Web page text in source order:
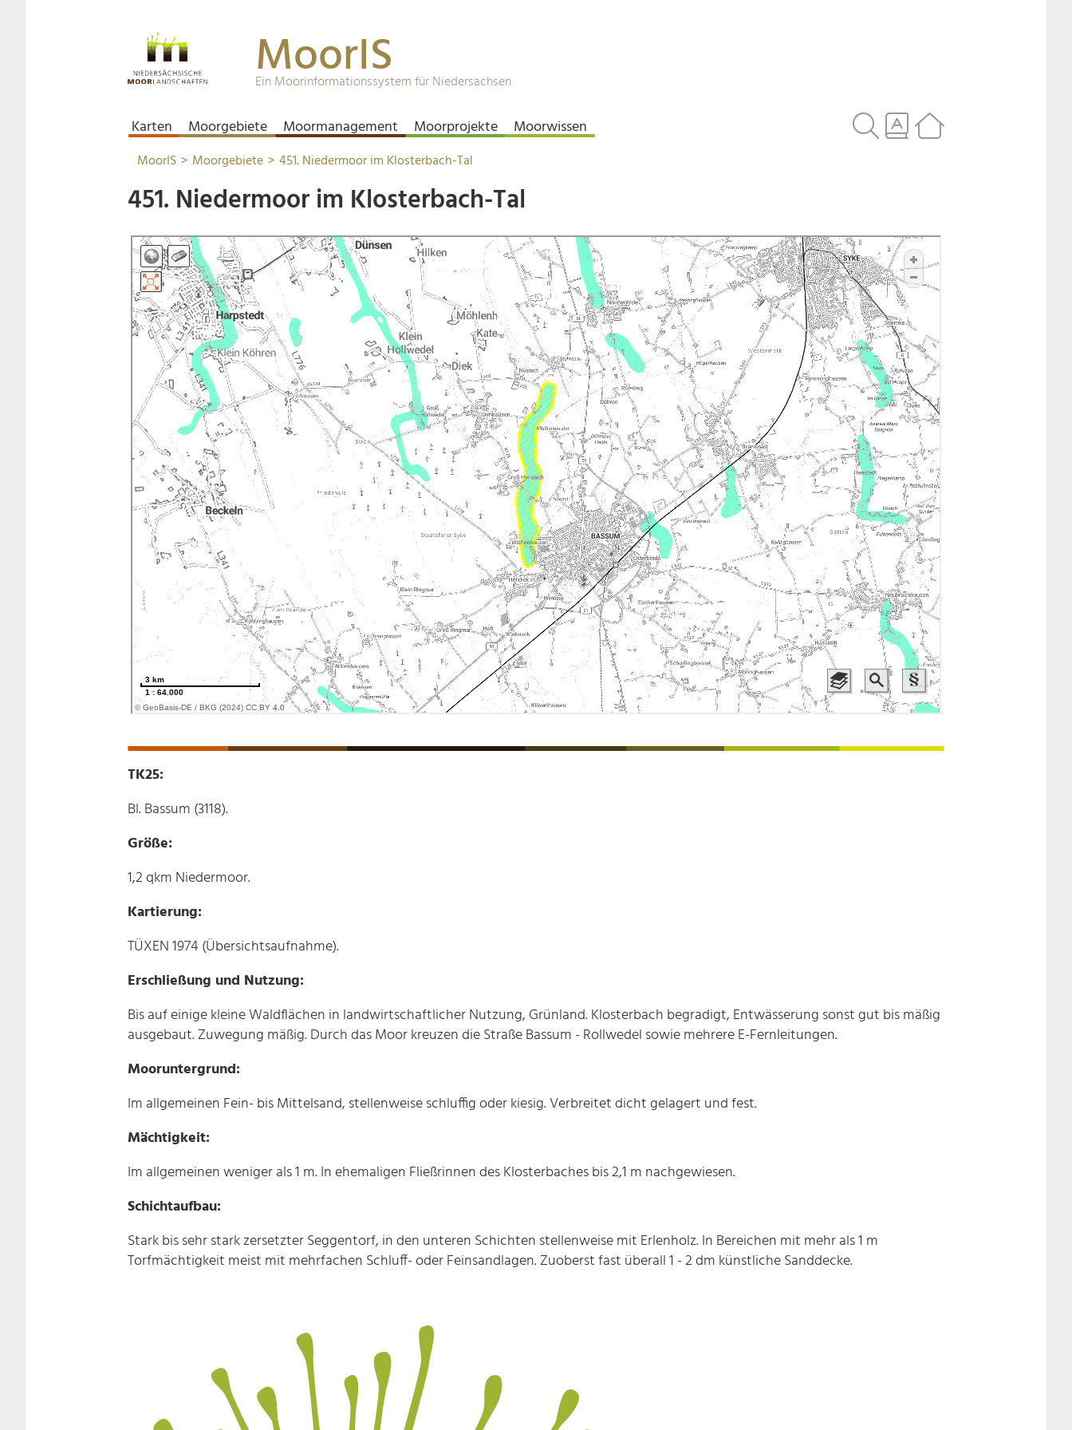
MoorIS
Ein Moorinformationssystem für Niedersachsen
Karten Moorgebiete Moormanagement Moorprojekte Moorwissen
MoorIS Moorgebiete 451. Niedermoor im Klosterbach-Tal
451. Niedermoor im Klosterbach-Tal
TK25:
Bl. Bassum (3118).
Größe:
1,2 qkm Niedermoor.
Kartierung:
TÜXEN 1974 (Übersichtsaufnahme).
Erschließung und Nutzung:
Bis auf einige kleine Waldflächen in landwirtschaftlicher Nutzung, Grünland. Klosterbach begradigt, Entwässerung sonst gut bis mäßig
ausgebaut. Zuwegung mäßig. Durch das Moor kreuzen die Straße Bassum - Rollwedel sowie mehrere E-Fernleitungen.
Mooruntergrund:
Im allgemeinen Fein- bis Mittelsand, stellenweise schluffig oder kiesig. Verbreitet dicht gelagert und fest.
Mächtigkeit:
Im allgemeinen weniger als 1 m. In ehemaligen Fließrinnen des Klosterbaches bis 2,1 m nachgewiesen.
Schichtaufbau:
Stark bis sehr stark zersetzter Seggentorf, in den unteren Schichten stellenweise mit Erlenholz. In Bereichen mit mehr als 1 m
Torfmächtigkeit meist mit mehrfachen Schluff- oder Feinsandlagen. Zuoberst fast überall 1 - 2 dm künstliche Sanddecke.